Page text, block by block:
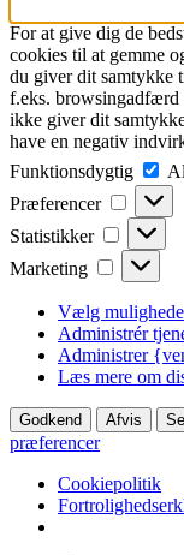
For at give dig de
cookies til at gemme
du giver dit samtykke
f.eks. browsingadfærd
ikke giver dit
have en negativ
Funktionsdygtig
Præferencer
Statistikker
Marketing
Vælg
Administrér
Administrer
Læs mere om
Godkend Afvis
præferencer
Cookiepolitik